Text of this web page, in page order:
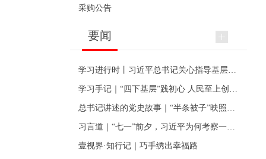
采购公告
要闻
壹视界·知行记｜巧手绣出幸福路